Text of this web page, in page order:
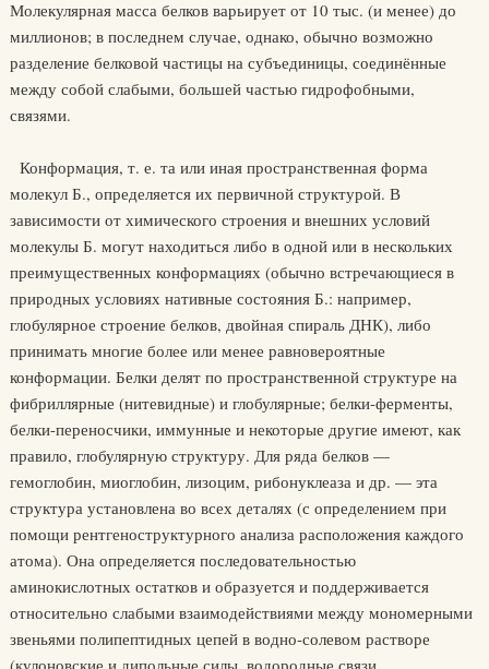
Молекулярная масса белков варьирует от 10 тыс. (и менее) до
миллионов; в последнем случае, однако, обычно возможно
разделение белковой частицы на субъединицы, соединённые
между собой слабыми, большей частью гидрофобными,
связями.
Конформация, т. е. та или иная пространственная форма
молекул Б., определяется их первичной структурой. В
зависимости от химического строения и внешних условий
молекулы Б. могут находиться либо в одной или в нескольких
преимущественных конформациях (обычно встречающиеся в
природных условиях нативные состояния Б.: например,
глобулярное строение белков, двойная спираль ДНК), либо
принимать многие более или менее равновероятные
конформации. Белки делят по пространственной структуре на
фибриллярные (нитевидные) и глобулярные; белки-ферменты,
белки-переносчики, иммунные и некоторые другие имеют, как
правило, глобулярную структуру. Для ряда белков —
гемоглобин, миоглобин, лизоцим, рибонуклеаза и др. — эта
структура установлена во всех деталях (с определением при
помощи рентгеноструктурного анализа расположения каждого
атома). Она определяется последовательностью
аминокислотных остатков и образуется и поддерживается
относительно слабыми взаимодействиями между мономерными
звеньями полипептидных цепей в водно-солевом растворе
(кулоновские и дипольные силы, водородные связи,